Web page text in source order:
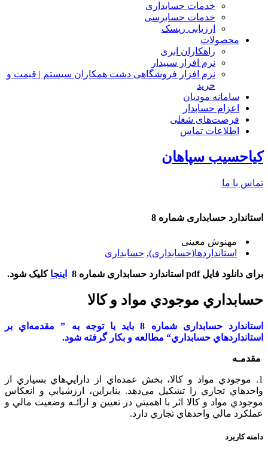
خدمات حسابداری
خدمات حسابرسی
ارزیابی ریسک
محصولات
راهکاران ابری
نرم افزار سپیدار
نرم افزار فروشگاهی دشت همکاران سیستم | قیمت و
خرید
سامانه مودیان
اعزام حسابدار
فرصت‌های شغلی
اطلاعات تماس
کیاحسیب سپاهان
تماس با ما
استاندارد حسابداری شماره‌ 8
مهنوش معینی
استانداردها(حسابداری), حسابداری
برای دانلود فایل pdf استاندارد حسابداری شماره 8 اینجا کلیک شود.
حسابداري‌ موجودي‌ مواد و کالا
استاندارد حسابداری شماره 8 بايد با توجه‌ به‌ ” مقدمه‌اي‌ بر
استانداردهاي‌ حسابداري‌“ مطالعه‌ و بكار گرفته‌ شود.
مقدمـه
1. موجودي‌ مواد و کالا، بخش‌ عمده‌اي‌ از دارايي‌هاي‌ بسياري‌ از
واحدهاي‌ تجاري‌ را تشكيل‌ مي‌دهد. بنابراين‌، ارزشيابي‌ و انعكاس‌
موجودي‌ مواد و کالا اثر با اهميتي‌ در تعيين‌ و ارائـه‌ وضعيت‌ مالي‌ و
عملكرد مالي‌ واحدهاي‌ تجاري‌ دارد.
دامنه‌ كاربرد